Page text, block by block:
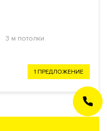
3 м потолки
1 ПРЕДЛОЖЕНИЕ
ЗАКАЗАТЬ
ЗВОНОК